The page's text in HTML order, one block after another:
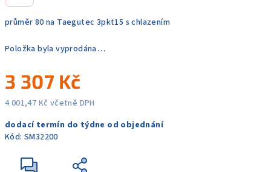
průměr 80 na Taegutec 3pkt15 s chlazením
Položka byla vyprodána…
3 307 Kč
4 001,47 Kč včetně DPH
cena:
dodací termín do týdne od objednání
Kód: SM32200